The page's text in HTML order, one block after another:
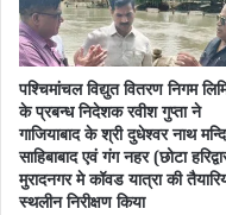
पश्चिमांचल विद्युत वितरण निगम
के प्रबन्ध निदेशक रवीश गुप्ता ने
गाजियाबाद के श्री दुधेश्वर नाथ
साहिबाबाद एवं गंग नहर (छोटा
मुरादनगर मे कॉवड यात्रा की
स्थलीन निरीक्षण किया